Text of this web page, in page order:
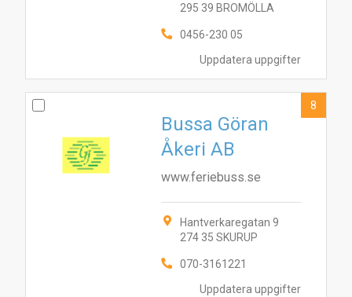
Uppdatera uppgifter
295 39 BROMÖLLA
0456-230 05
Uppdatera uppgifter
Bussa Göran
Åkeri AB
www.feriebuss.se
Hantverkaregatan 9
274 35 SKURUP
070-3161221
8